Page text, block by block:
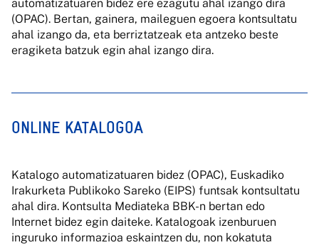
automatizatuaren bidez ere ezagutu ahal izango dira
(OPAC). Bertan, gainera, maileguen egoera kontsultatu
ahal izango da, eta berriztatzeak eta antzeko beste
eragiketa batzuk egin ahal izango dira.
ONLINE KATALOGOA
Katalogo automatizatuaren bidez (OPAC), Euskadiko
Irakurketa Publikoko Sareko (EIPS) funtsak kontsultatu
ahal dira. Kontsulta Mediateka BBK-n bertan edo
Internet bidez egin daiteke. Katalogoak izenburuen
inguruko informazioa eskaintzen du, non kokatuta